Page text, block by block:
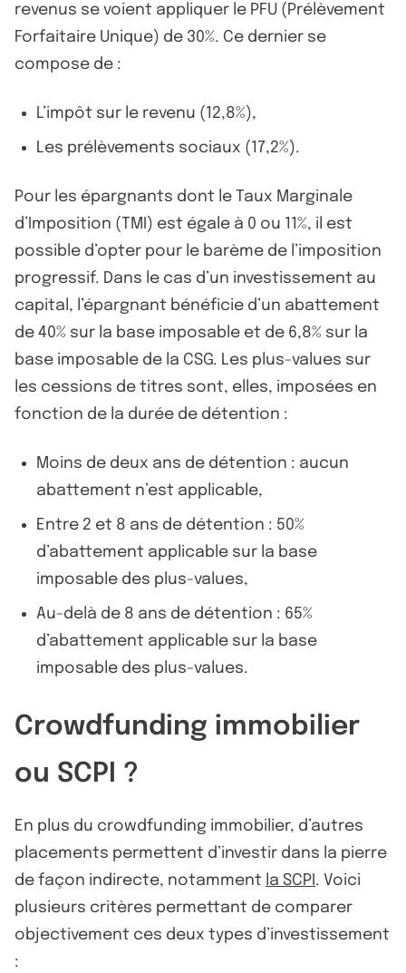
revenus se voient appliquer le PFU (Prélèvement
Forfaitaire Unique) de 30%. Ce dernier se
compose de :
L’impôt sur le revenu (12,8%),
Les prélèvements sociaux (17,2%).
Pour les épargnants dont le Taux Marginale
d’Imposition (TMI) est égale à 0 ou 11%, il est
possible d’opter pour le barème de l’imposition
progressif. Dans le cas d’un investissement au
capital, l’épargnant bénéficie d’un abattement
de 40% sur la base imposable et de 6,8% sur la
base imposable de la CSG. Les plus-values sur
les cessions de titres sont, elles, imposées en
fonction de la durée de détention :
Moins de deux ans de détention : aucun
abattement n’est applicable,
Entre 2 et 8 ans de détention : 50%
d’abattement applicable sur la base
imposable des plus-values,
Au-delà de 8 ans de détention : 65%
d’abattement applicable sur la base
imposable des plus-values.
Crowdfunding immobilier
ou SCPI ?
En plus du crowdfunding immobilier, d’autres
placements permettent d’investir dans la pierre
de façon indirecte, notamment la SCPI . Voici
plusieurs critères permettant de comparer
objectivement ces deux types d’investissement
: